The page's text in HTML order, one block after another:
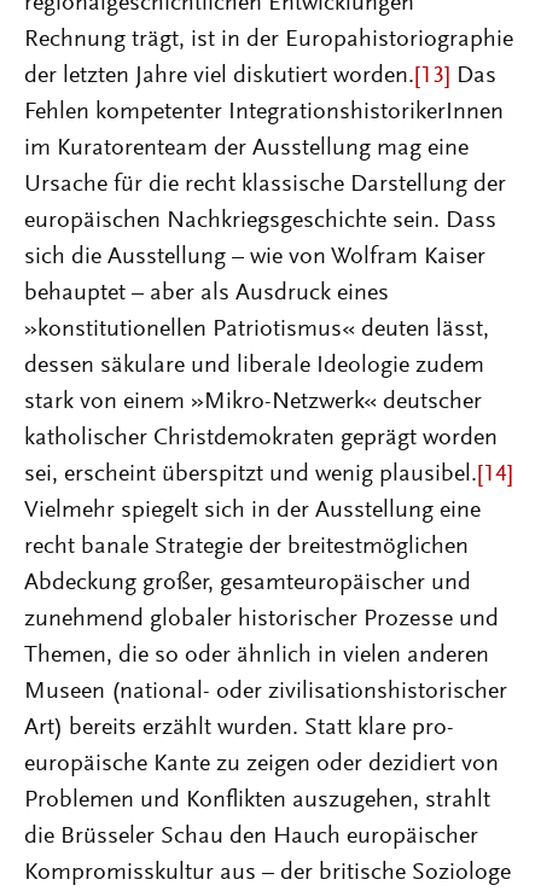
Rechnung trägt, ist in der Europahistoriographie
der letzten Jahre viel diskutiert worden. [13]
Das
Fehlen kompetenter IntegrationshistorikerInnen
im Kuratorenteam der Ausstellung mag eine
Ursache für die recht klassische Darstellung der
europäischen Nachkriegsgeschichte sein. Dass
sich die Ausstellung – wie von Wolfram Kaiser
behauptet – aber als Ausdruck eines
»konstitutionellen Patriotismus« deuten lässt,
dessen säkulare und liberale Ideologie zudem
stark von einem »Mikro-Netzwerk« deutscher
katholischer Christdemokraten geprägt worden
sei, erscheint überspitzt und wenig plausibel. [14]
Vielmehr spiegelt sich in der Ausstellung eine
recht banale Strategie der breitestmöglichen
Abdeckung großer, gesamteuropäischer und
zunehmend globaler historischer Prozesse und
Themen, die so oder ähnlich in vielen anderen
Museen (national- oder zivilisationshistorischer
Art) bereits erzählt wurden. Statt klare pro-
europäische Kante zu zeigen oder dezidiert von
Problemen und Konflikten auszugehen, strahlt
die Brüsseler Schau den Hauch europäischer
Kompromisskultur aus – der britische Soziologe